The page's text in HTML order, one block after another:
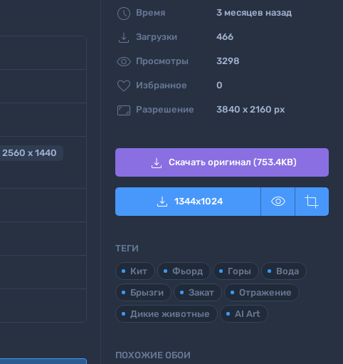
2560 x 1440
 Время 3 месяцев назад
 Загрузки 466
 Просмотры 3298
 Избранное 0
 Разрешение 3840 x 2160 px
 Скачать оригинал (753.4KB)
 1344x1024  
ТЕГИ
Кит Фьорд Горы
Вода
Брызги
Закат
Отражение
Дикие животные
AI Art
ПОХОЖИЕ ОБОИ